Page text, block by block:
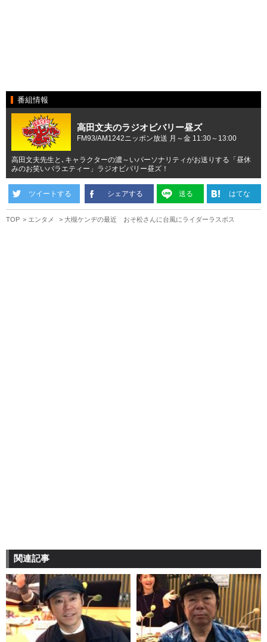
番組情報
高田文夫のラジオビバリー昼ズ
FM93/AM1242ニッポン放送 月～金 11:30～13:00
高田文夫先生と､キャラクターの濃～いパーソナリティがお送りする「昼休
みのお笑いバラエティー」ラジオビバリー昼ズ！
ツイートする シェアする 送る はてな
TOP エンタメ 大槻ケンヂの最近 おそ松さんに台風にライダーラスボス
関連記事